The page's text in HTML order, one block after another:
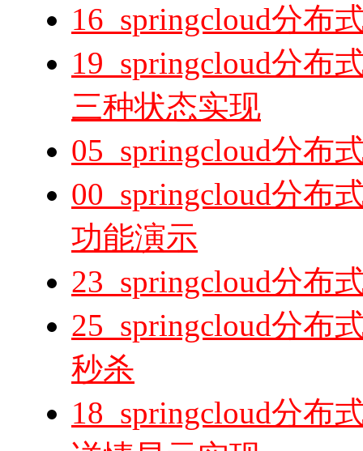
16_springcloud分布
19_springcloud分布
三种状态实现
05_springcloud分布
00_springcloud分布
功能演示
23_springcloud分布
25_springcloud分布
秒杀
18_springcloud分布